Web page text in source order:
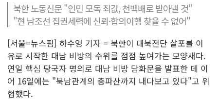
북한 노동신문 "인민 모독 죄값, 천백배로 받아낼 것"
"현 남조선 집권세력에 신뢰·합의이행 찾을 수 없어"
[서울=뉴스핌] 하수영 기자 = 북한이 대북전단 살포를 이
유로 시작한 대남 비방의 수위를 점점 높여가는 모양새다.
연일 핵심 당국자 명의로 대남 비방 담화문을 발표한 데 이
어 16일에는 "북남관계의 총파산까지 내다보고 있다"고 위
협했다.